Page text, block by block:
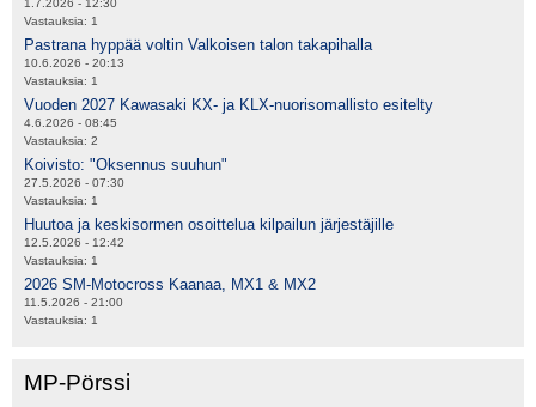
1.7.2026 - 12:30
Vastauksia: 1
Pastrana hyppää voltin Valkoisen talon takapihalla
10.6.2026 - 20:13
Vastauksia: 1
Vuoden 2027 Kawasaki KX- ja KLX-nuorisomallisto esitelty
4.6.2026 - 08:45
Vastauksia: 2
Koivisto: "Oksennus suuhun"
27.5.2026 - 07:30
Vastauksia: 1
Huutoa ja keskisormen osoittelua kilpailun järjestäjille
12.5.2026 - 12:42
Vastauksia: 1
2026 SM-Motocross Kaanaa, MX1 & MX2
11.5.2026 - 21:00
Vastauksia: 1
MP-Pörssi